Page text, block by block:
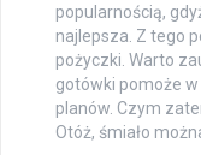
popularnością,
najlepsza. Z tego
pożyczki. Warto
gotówki pomoże
planów. Czym
Otóż, śmiało